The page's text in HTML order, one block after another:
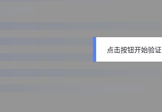
点击按钮开始验证